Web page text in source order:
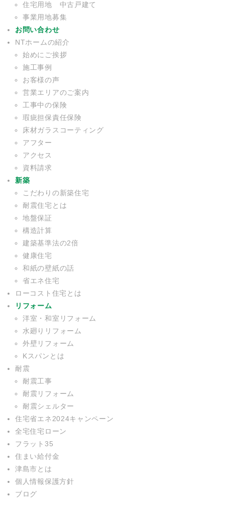
住宅用地 中古戸建て
事業用地募集
お問い合わせ
NTホームの紹介
始めにご挨拶
施工事例
お客様の声
営業エリアのご案内
工事中の保険
瑕疵担保責任保険
床材ガラスコーティング
アフター
アクセス
資料請求
新築
こだわりの新築住宅
耐震住宅とは
地盤保証
構造計算
建築基準法の2倍
健康住宅
和紙の壁紙の話
省エネ住宅
ローコスト住宅とは
リフォーム
洋室・和室リフォーム
水廻りリフォーム
外壁リフォーム
Kスパンとは
耐震
耐震工事
耐震リフォーム
耐震シェルター
住宅省エネ2024キャンペーン
全宅住宅ローン
フラット35
住まい給付金
津島市とは
個人情報保護方針
ブログ